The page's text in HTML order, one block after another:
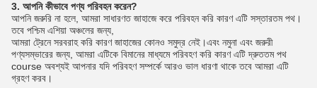
3. আপনি কীভাবে পণ্য পরিবহন করেন?
আপনি জরুরি না হলে, আমরা সাধারণত জাহাজে করে পরিবহন করি কারণ এটি সস্তারতম পথ।
তবে পশ্চিম এশিয়া অঞ্চলের জন্য,
আমরা ট্রেনে সরবরাহ করি কারণ জাহাজের কোনও সমুদ্র নেই।এবং নমুনা এবং জরুরী
পণ্যসম্ভারের জন্য, আমরা এটিকে বিমানের মাধ্যমে পরিবহণ করি কারণ এটি দ্রুততম পথ
course অবশ্যই আপনার যদি পরিবহণ সম্পর্কে আরও ভাল ধারণা থাকে তবে আমরা এটি
গ্রহণ করব।